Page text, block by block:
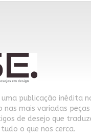
uma publicação inédita
nas mais variadas
de desejo que
o que nos cerca.